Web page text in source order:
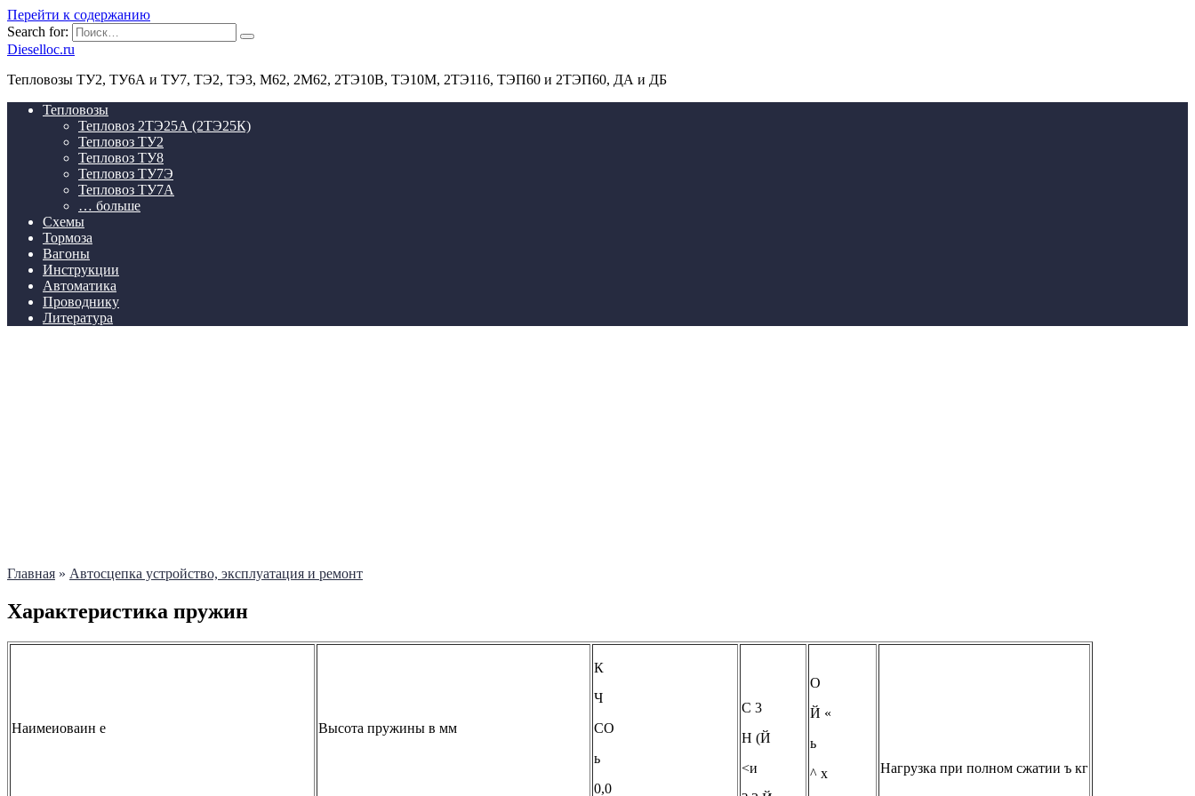
Перейти к содержанию
Search for:
Dieselloc.ru
Тепловозы ТУ2, ТУ6А и ТУ7, ТЭ2, ТЭ3, М62, 2М62, 2ТЭ10В, ТЭ10М, 2ТЭ116, ТЭП60 и 2ТЭП60, ДА и ДБ
Тепловозы
Тепловоз 2ТЭ25А (2ТЭ25К)
Тепловоз ТУ2
Тепловоз ТУ8
Тепловоз ТУ7Э
Тепловоз ТУ7А
… больше
Схемы
Тормоза
Вагоны
Инструкции
Автоматика
Проводнику
Литература
Главная » Автосцепка устройство, эксплуатация и ремонт
Характеристика пружин
Наимеиоваин е Высота пружины в мм
К
Ч
СО
ь
0,0
С 3
Н (Й
<и
О
Й «
ь
^ х
Нагрузка при полном сжатии ъ кг